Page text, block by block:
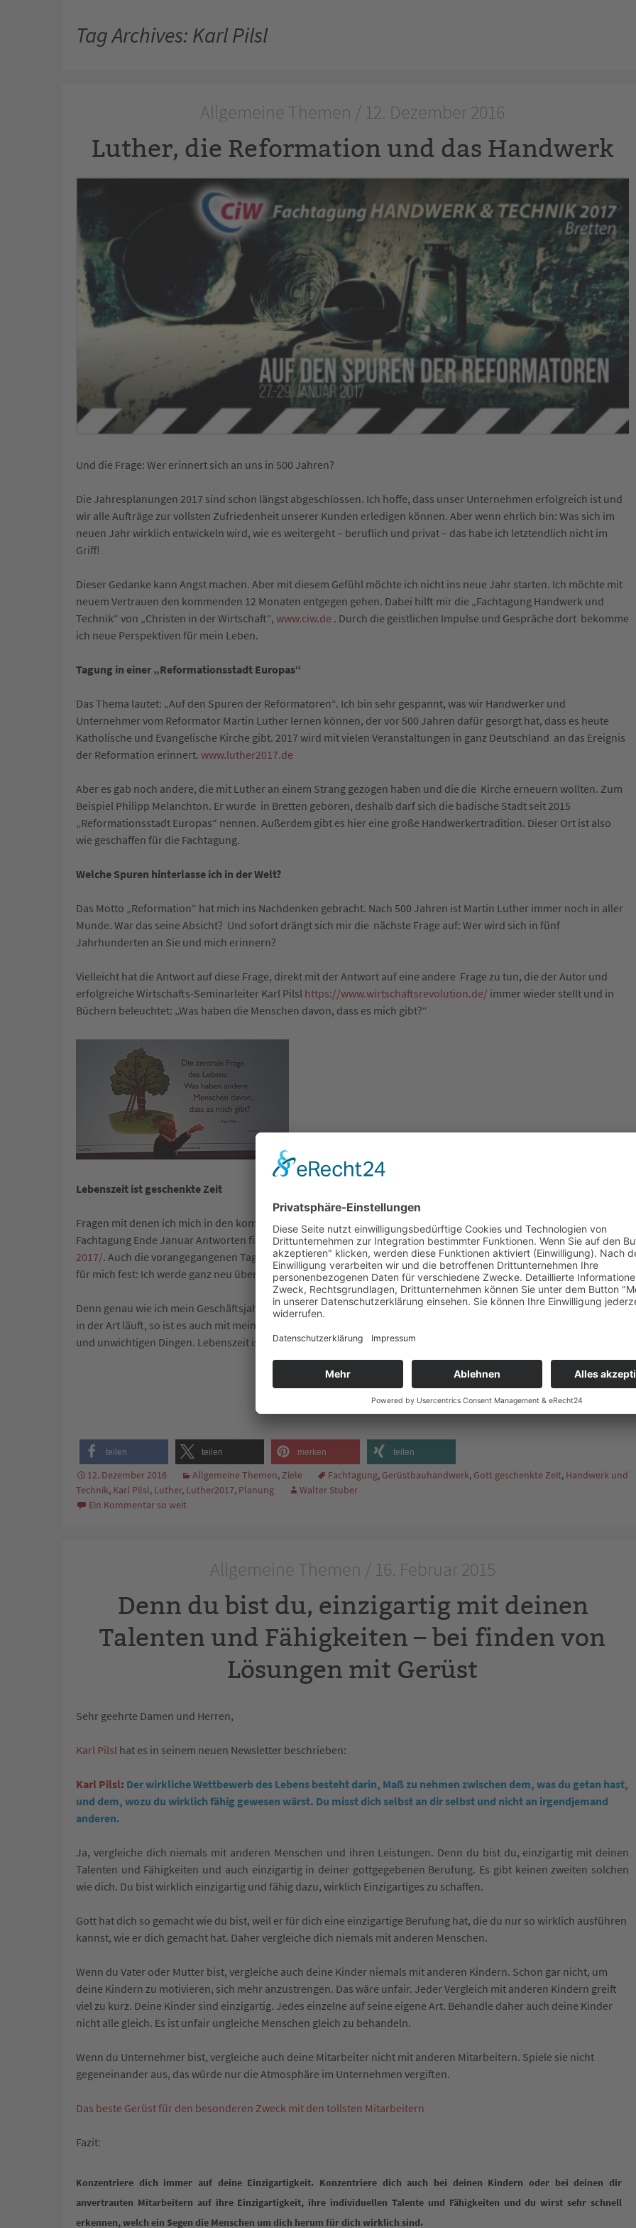
Tag Archives: Karl Pilsl
Allgemeine Themen / 12. Dezember 2016
Luther, die Reformation und das Handwerk
Und die Frage: Wer erinnert sich an uns in 500 Jahren?
Die Jahresplanungen 2017 sind schon längst abgeschlossen. Ich hoffe, dass unser Unternehmen erfolgreich ist und
wir alle Aufträge zur vollsten Zufriedenheit unserer Kunden erledigen können. Aber wenn ehrlich bin: Was sich im
neuen Jahr wirklich entwickeln wird, wie es weitergeht – beruflich und privat – das habe ich letztendlich nicht im
Griff!
Dieser Gedanke kann Angst machen. Aber mit diesem Gefühl möchte ich nicht ins neue Jahr starten. Ich möchte mit
neuem Vertrauen den kommenden 12 Monaten entgegen gehen. Dabei hilft mir die „Fachtagung Handwerk und
Technik“ von „Christen in der Wirtschaft“, www.ciw.de . Durch die geistlichen Impulse und Gespräche dort bekomme
ich neue Perspektiven für mein Leben.
Tagung in einer „Reformationsstadt Europas“
Das Thema lautet: „Auf den Spuren der Reformatoren“. Ich bin sehr gespannt, was wir Handwerker und
Unternehmer vom Reformator Martin Luther lernen können, der vor 500 Jahren dafür gesorgt hat, dass es heute
Katholische und Evangelische Kirche gibt. 2017 wird mit vielen Veranstaltungen in ganz Deutschland an das Ereignis
der Reformation erinnert. www.luther2017.de
Aber es gab noch andere, die mit Luther an einem Strang gezogen haben und die die Kirche erneuern wollten. Zum
Beispiel Philipp Melanchton. Er wurde in Bretten geboren, deshalb darf sich die badische Stadt seit 2015
„Reformationsstadt Europas“ nennen. Außerdem gibt es hier eine große Handwerkertradition. Dieser Ort ist also
wie geschaffen für die Fachtagung.
Welche Spuren hinterlasse ich in der Welt?
Das Motto „Reformation“ hat mich ins Nachdenken gebracht. Nach 500 Jahren ist Martin Luther immer noch in aller
Munde. War das seine Absicht? Und sofort drängt sich mir die nächste Frage auf: Wer wird sich in fünf
Jahrhunderten an Sie und mich erinnern?
Vielleicht hat die Antwort auf diese Frage, direkt mit der Antwort auf eine andere Frage zu tun, die der Autor und
erfolgreiche Wirtschafts-Seminarleiter Karl Pilsl https://www.wirtschaftsrevolution.de/ immer wieder stellt und in
Büchern beleuchtet: „Was haben die Menschen davon, dass es mich gibt?“
Lebenszeit ist geschenkte Zeit
Fragen mit denen ich mich in den kommenden Wochen beschäftigen werde und auf die ich hoffentlich bei der
Fachtagung Ende Januar Antworten finden werdenhttp://www.ciw.de/veranstaltungen/bundesweit/fachtagung-h-t-
2017/. Auch die vorangegangenen Tagungen waren schließlich für mich immer eine Bereicherung. Schon jetzt steht
für mich fest: Ich werde ganz neu überlegen, wie ich meine Zeit einsetze.
Denn genau wie ich mein Geschäftsjahr gut durchplanen kann, ich aber letzten Endes keine Garantie habe, dass alles
in der Art läuft, so ist es auch mit meiner Lebensplanung. Deshalb ist es klug zu unterscheiden zwischen wichtigen
und unwichtigen Dingen. Lebenszeit ist von Gott geschenkte Zeit! Deshalb will ich sie weise einsetzen.
teilen teilen merken teilen
12. Dezember 2016 Allgemeine Themen,Ziele Fachtagung, Gerüstbauhandwerk, Gott geschenkte Zeit, Handwerk und
Technik, Karl Pilsl, Luther, Luther2017, Planung
Walter Stuber
Ein Kommentar so weit
Allgemeine Themen / 16. Februar 2015
Denn du bist du, einzigartig mit deinen
Talenten und Fähigkeiten – bei finden von
Lösungen mit Gerüst
Sehr geehrte Damen und Herren,
Karl Pilsl hat es in seinem neuen Newsletter beschrieben:
Karl Pilsl: Der wirkliche Wettbewerb des Lebens besteht darin, Maß zu nehmen zwischen dem, was du getan hast,
und dem, wozu du wirklich fähig gewesen wärst. Du misst dich selbst an dir selbst und nicht an irgendjemand
anderen.
Ja, vergleiche dich niemals mit anderen Menschen und ihren Leistungen. Denn du bist du, einzigartig mit deinen
Talenten und Fähigkeiten und auch einzigartig in deiner gottgegebenen Berufung. Es gibt keinen zweiten solchen
wie dich. Du bist wirklich einzigartig und fähig dazu, wirklich Einzigartiges zu schaffen.
Gott hat dich so gemacht wie du bist, weil er für dich eine einzigartige Berufung hat, die du nur so wirklich ausführen
kannst, wie er dich gemacht hat. Daher vergleiche dich niemals mit anderen Menschen.
Wenn du Vater oder Mutter bist, vergleiche auch deine Kinder niemals mit anderen Kindern. Schon gar nicht, um
deine Kindern zu motivieren, sich mehr anzustrengen. Das wäre unfair. Jeder Vergleich mit anderen Kindern greift
viel zu kurz. Deine Kinder sind einzigartig. Jedes einzelne auf seine eigene Art. Behandle daher auch deine Kinder
nicht alle gleich. Es ist unfair ungleiche Menschen gleich zu behandeln.
Wenn du Unternehmer bist, vergleiche auch deine Mitarbeiter nicht mit anderen Mitarbeitern. Spiele sie nicht
gegeneinander aus, das würde nur die Atmosphäre im Unternehmen vergiften.
Das beste Gerüst für den besonderen Zweck mit den tollsten Mitarbeitern
Fazit:
Konzentriere dich immer auf deine Einzigartigkeit. Konzentriere dich auch bei deinen Kindern oder bei deinen dir
anvertrauten Mitarbeitern auf ihre Einzigartigkeit, ihre individuellen Talente und Fähigkeiten und du wirst sehr schnell
erkennen, welch ein Segen die Menschen um dich herum für dich wirklich sind.